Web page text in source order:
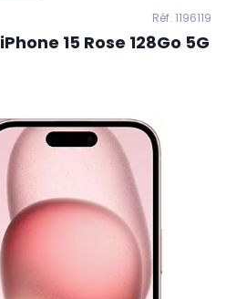
Réf. 1196119
iPhone 15 Rose 128Go 5G